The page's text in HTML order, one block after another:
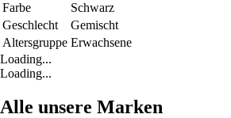
Farbe
Schwarz
Geschlecht
Gemischt
Altersgruppe Erwachsene
Loading...
Loading...
Alle unsere Marken